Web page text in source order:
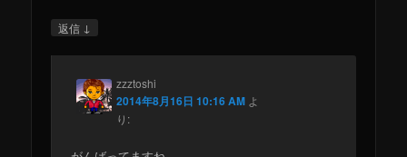
返信 ↓
zzztoshi
2014年8月16日 10:16 AM よ
り: